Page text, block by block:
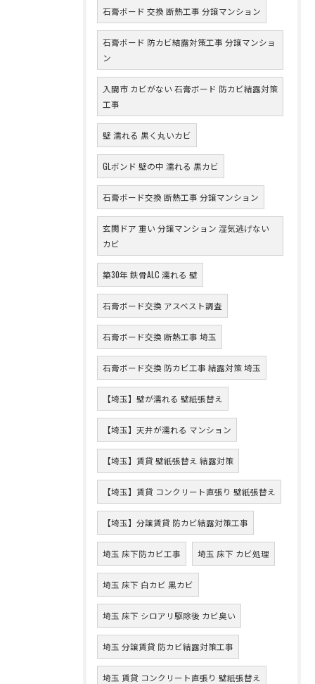
石膏ボード 交換 断熱工事 分譲マンション
石膏ボード 防カビ結露対策工事 分譲マンショ
ン
入間市 カビがない 石膏ボード 防カビ結露対策
工事
壁 濡れる 黒く丸いカビ
GLボンド 壁の中 濡れる 黒カビ
石膏ボード交換 断熱工事 分譲マンション
玄関ドア 重い 分譲マンション 湿気逃げない
カビ
築30年 鉄骨ALC 濡れる 壁
石膏ボード交換 アスベスト調査
石膏ボード交換 断熱工事 埼玉
石膏ボード交換 防カビ工事 結露対策 埼玉
【埼玉】壁が濡れる 壁紙張替え
【埼玉】天井が濡れる マンション
【埼玉】賃貸 壁紙張替え 結露対策
【埼玉】賃貸 コンクリート直張り 壁紙張替え
【埼玉】分譲賃貸 防カビ結露対策工事
埼玉 床下防カビ工事 埼玉 床下 カビ処理
埼玉 床下 白カビ 黒カビ
埼玉 床下 シロアリ駆除後 カビ臭い
埼玉 分譲賃貸 防カビ結露対策工事
埼玉 賃貸 コンクリート直張り 壁紙張替え